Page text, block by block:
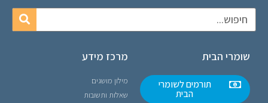
שומרי הבית
תורמים לשומרי
הבית
מרכז מידע
מילון מושגים
שאלות ותשובות